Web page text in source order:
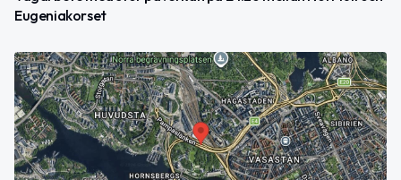
Eugeniakorset